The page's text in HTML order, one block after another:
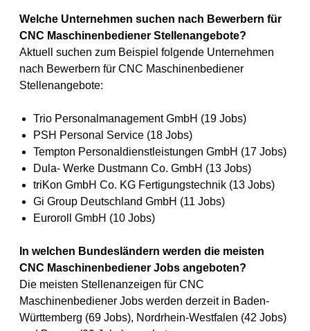
Welche Unternehmen suchen nach Bewerbern für
CNC Maschinenbediener Stellenangebote?
Aktuell suchen zum Beispiel folgende Unternehmen
nach Bewerbern für CNC Maschinenbediener
Stellenangebote:
Trio Personalmanagement GmbH (19 Jobs)
PSH Personal Service (18 Jobs)
Tempton Personaldienstleistungen GmbH (17 Jobs)
Dula- Werke Dustmann Co. GmbH (13 Jobs)
triKon GmbH Co. KG Fertigungstechnik (13 Jobs)
Gi Group Deutschland GmbH (11 Jobs)
Euroroll GmbH (10 Jobs)
In welchen Bundesländern werden die meisten
CNC Maschinenbediener Jobs angeboten?
Die meisten Stellenanzeigen für CNC
Maschinenbediener Jobs werden derzeit in Baden-
Württemberg (69 Jobs), Nordrhein-Westfalen (42 Jobs)